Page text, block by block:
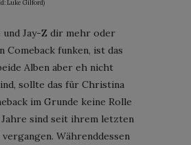
Luke Gilford)
und Jay-Z dir mehr oder
Comeback funken, ist das
Alben aber eh nicht
sollte das für Christina
im Grunde keine Rolle
Jahre sind seit ihrem letzten
vergangen. Währenddessen